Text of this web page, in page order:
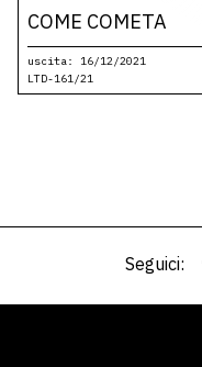
COME COMETA
uscita: 16/12/2021
LTD-161/21
Seguici: